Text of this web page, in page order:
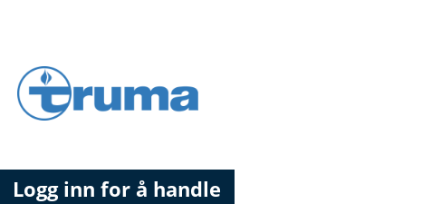
Logg inn for å handle